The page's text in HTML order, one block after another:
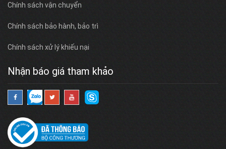
Chính sách vận chuyển
Chính sách bảo hành, bảo trì
Chính sách xử lý khiếu nại
Nhận báo giá tham khảo